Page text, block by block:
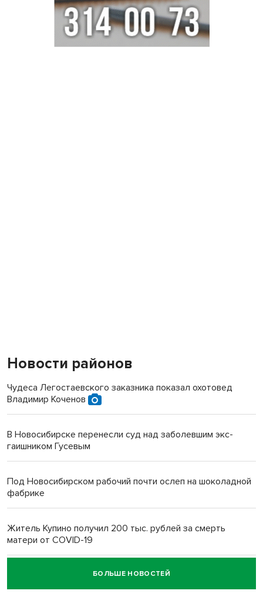
Новости районов
Чудеса Легостаевского заказника показал охотовед
Владимир Коченов
В Новосибирске перенесли суд над заболевшим экс-
гаишником Гусевым
Под Новосибирском рабочий почти ослеп на шоколадной
фабрике
Житель Купино получил 200 тыс. рублей за смерть
матери от COVID-19
Новосибирский суд наказал водителя за смерть
пенсионерки на вокзале
БОЛЬШЕ НОВОСТЕЙ